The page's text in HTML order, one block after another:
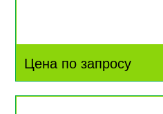
Цена по запросу